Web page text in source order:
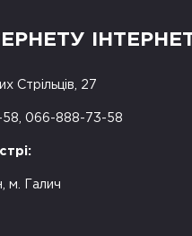
Стрільців, 27
066-888-73-58
м. Галич